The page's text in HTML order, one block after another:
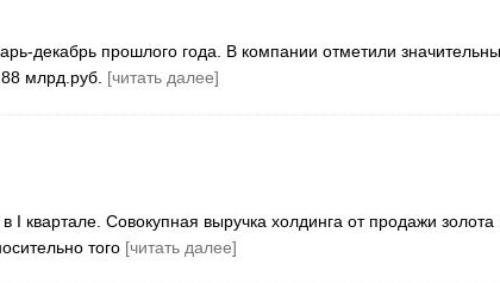
декабрь прошлого года. В компании отметили
млрд.руб. [читать далее]
I квартале. Совокупная выручка холдинга от продажи золота
того [читать далее]